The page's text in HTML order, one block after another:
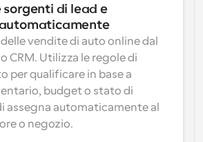
Dinamico
sforzo riunioni con più persone
quando succede qualcosa
sorgenti di lead e
vendite di auto online dal
CRM. Utilizza le regole di
per qualificare in base a
budget o stato di
assegna automaticamente al
o negozio.